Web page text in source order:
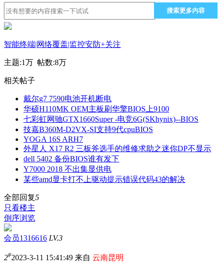
搜索更多内容
智能终端|网络覆盖|监控安防+关注
主题:1万 帖数:8万
相关帖子
戴尔g7 7590电池开机断电
华硕H110MK OEM主板刷华擎BIOS上9100
七彩虹网驰GTX1660Super -电竞6G(SKhynix)--BIOS
技嘉B360M-D2VX-SI支持9代cpuBIOS
YOGA 16S ARH7
外星人 X17 R2 三板斧选手的维修求助之迷你DP不显示
dell 5402 备份BIOS谁有发下
Y7000 2018 不出集显供电
某些amd显卡打不上驱动提示错误代码43的解决
全部回复5
只看楼主
倒序浏览
会员1316616 LV.3
2#2023-3-11 15:41:49 来自 云南昆明